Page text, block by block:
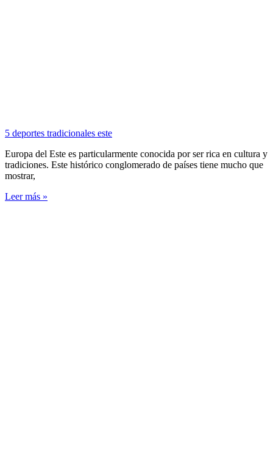
5 deportes tradicionales este
Europa del Este es particularmente conocida por ser rica en cultura y
tradiciones. Este histórico conglomerado de países tiene mucho que
mostrar,
Leer más »